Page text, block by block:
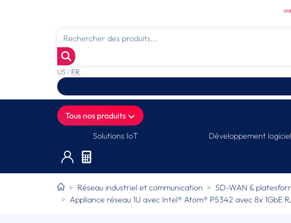
US / FR
Tous nos produits
Solutions IoT Développement logiciel
Réseau industriel et communication
SD-WAN &
Appliance réseau 1U avec Intel® Atom® P5342 avec 8x 1GbE